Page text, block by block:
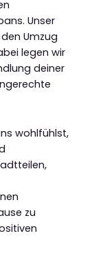
Unser
Umzug
legen wir
deiner
wohlfühlst,
zu